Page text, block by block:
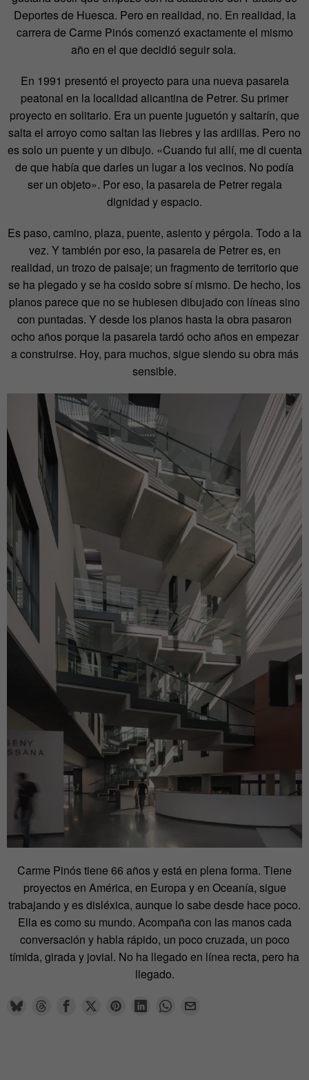
Deportes de Huesca. Pero en realidad, no. En realidad, la
carrera de Carme Pinós comenzó exactamente el mismo
año en el que decidió seguir sola.
En 1991 presentó el proyecto para una nueva pasarela
peatonal en la localidad alicantina de Petrer. Su primer
proyecto en solitario. Era un puente juguetón y saltarín, que
salta el arroyo como saltan las liebres y las ardillas. Pero no
es solo un puente y un dibujo. «Cuando fui allí, me di cuenta
de que había que darles un lugar a los vecinos. No podía
ser un objeto». Por eso, la pasarela de Petrer regala
dignidad y espacio.
Es paso, camino, plaza, puente, asiento y pérgola. Todo a la
vez. Y también por eso, la pasarela de Petrer es, en
realidad, un trozo de paisaje; un fragmento de territorio que
se ha plegado y se ha cosido sobre sí mismo. De hecho, los
planos parece que no se hubiesen dibujado con líneas sino
con puntadas. Y desde los planos hasta la obra pasaron
ocho años porque la pasarela tardó ocho años en empezar
a construirse. Hoy, para muchos, sigue siendo su obra más
sensible.
Carme Pinós tiene 66 años y está en plena forma. Tiene
proyectos en América, en Europa y en Oceanía, sigue
trabajando y es disléxica, aunque lo sabe desde hace poco.
Ella es como su mundo. Acompaña con las manos cada
conversación y habla rápido, un poco cruzada, un poco
tímida, girada y jovial. No ha llegado en línea recta, pero ha
llegado.